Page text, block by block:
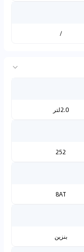
/
2.0لتر
252
8AT
بنزين